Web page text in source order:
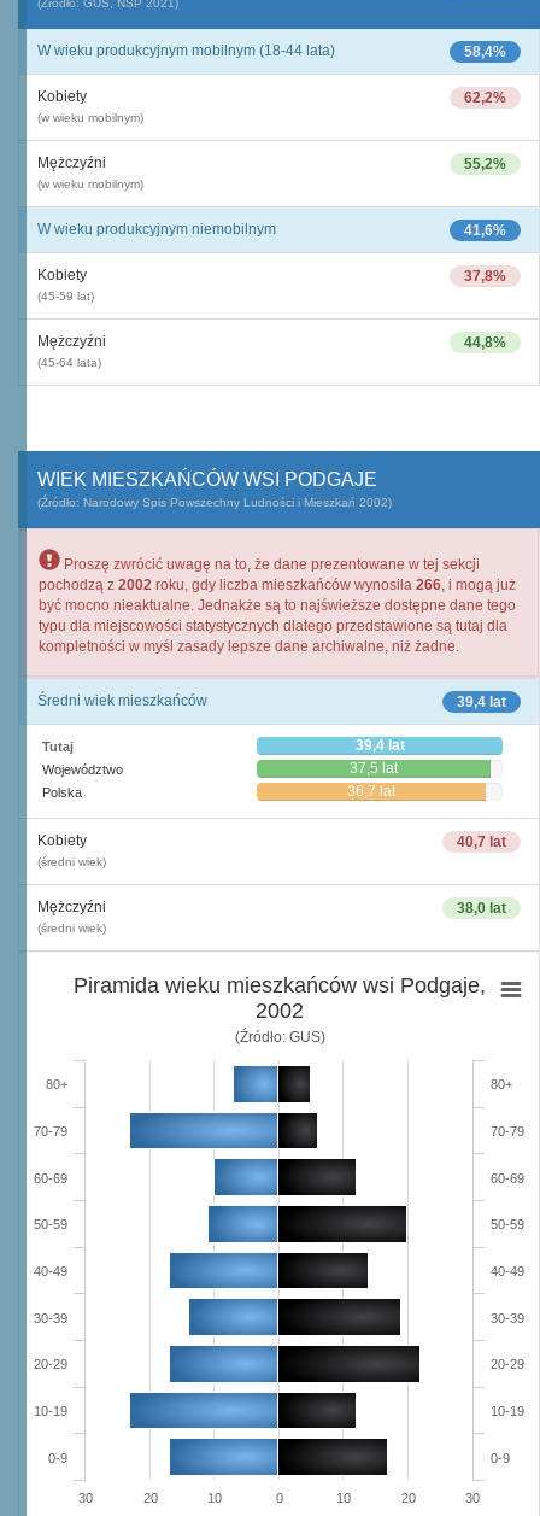
(Źródło: GUS, NSP 2021)
58,4%
W wieku produkcyjnym mobilnym (18-44 lata)
62,2%
Kobiety
(w wieku mobilnym)
55,2%
Mężczyźni
(w wieku mobilnym)
41,6%
W wieku produkcyjnym niemobilnym
37,8%
Kobiety
(45-59 lat)
44,8%
Mężczyźni
(45-64 lata)
WIEK MIESZKAŃCÓW WSI PODGAJE
(Źródło: Narodowy Spis Powszechny Ludności i Mieszkań 2002)
Proszę zwrócić uwagę na to, że dane prezentowane w tej sekcji
pochodzą z 2002 roku, gdy liczba mieszkańców wynosiła 266, i mogą już
być mocno nieaktualne. Jednakże są to najświeższe dostępne dane tego
typu dla miejscowości statystycznych dlatego przedstawione są tutaj dla
kompletności w myśl zasady lepsze dane archiwalne, niż żadne.
39,4 lat
Średni wiek mieszkańców
Tutaj 39,4 lat
Województwo 37,5 lat
Polska 36,7 lat
40,7 lat
Kobiety
(średni wiek)
38,0 lat
Mężczyźni
(średni wiek)
Piramida wieku mieszkańców wsi Podgaje,
2002
(Źródło: GUS)
0-9
10-19
20-29
30-39
40-49
50-59
60-69
70-79
80+
0-9
10-19
20-29
30-39
40-49
50-59
60-69
70-79
80+
30 20 10 0 10 20 30